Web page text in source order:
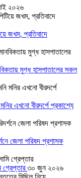
২০২৬
জখম, প্রতিবাদে
মুগ্ধ হাসপাতালের সকল
এখনো বীরদর্পে প্রকাশ্যে
জেলা পরিষদ প্রশাসক
গ্রেপ্তার৩০ জুন ২০২৬